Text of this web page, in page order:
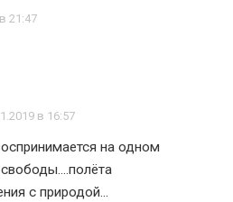
21:47
в 16:57
на одном
с природой…